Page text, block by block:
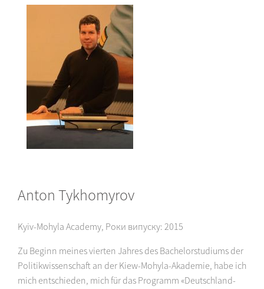
Anton Tykhomyrov
Kyiv-Mohyla Academy, Роки випуску: 2015
Zu Beginn meines vierten Jahres des Bachelorstudiums der
Politikwissenschaft an der Kiew-Mohyla-Akademie, habe ich
mich entschieden, mich für das Programm «Deutschland-